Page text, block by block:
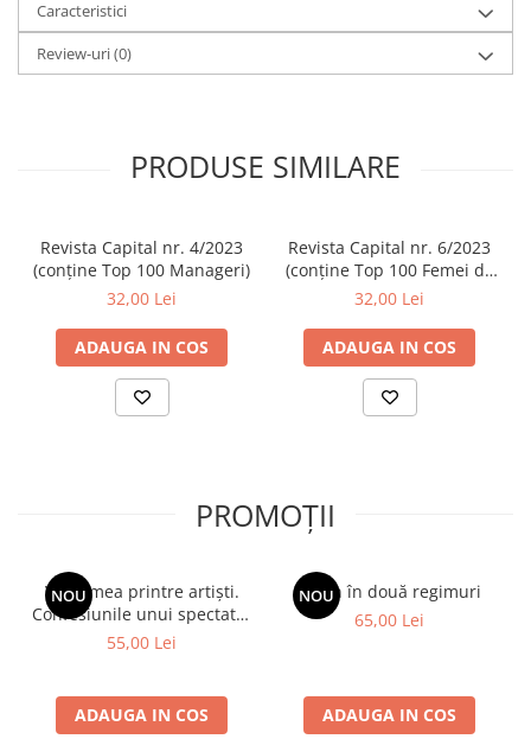
Caracteristici
Review-uri(0)
PRODUSE SIMILARE
Revista Capital nr. 4/2023
(conține Top 100 Manageri)
32,00 Lei
ADAUGA IN COS
Revista Capital nr. 6/2023
(conține Top 100 Femei de
Succes)
32,00 Lei
ADAUGA IN COS
PROMOȚII
NOU
Viața mea printre artiști.
Confesiunile unui spectator
fidel
55,00 Lei
ADAUGA IN COS
NOU
Spion în două regimuri
65,00 Lei
ADAUGA IN COS